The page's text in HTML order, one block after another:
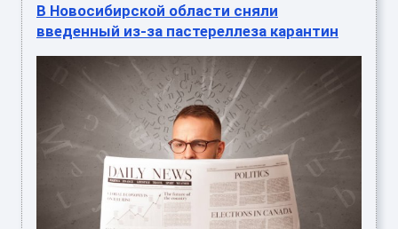
В Новосибирской области сняли
введенный из-за пастереллеза карантин